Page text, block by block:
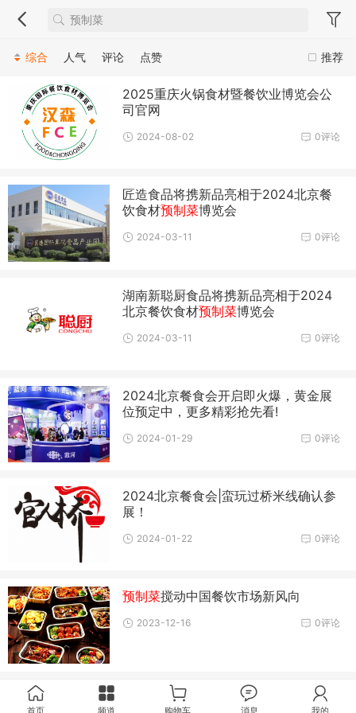
推荐
综合 人气 评论 点赞
2025重庆火锅食材暨餐饮业博览会公
司官网
0评论
2024-08-02
匠造食品将携新品亮相于2024北京餐
饮食材预制菜博览会
0评论
2024-03-11
湖南新聪厨食品将携新品亮相于2024
北京餐饮食材预制菜博览会
0评论
2024-03-11
2024北京餐食会开启即火爆，黄金展
位预定中，更多精彩抢先看!
0评论
2024-01-29
2024北京餐食会|蛮玩过桥米线确认参
展！
0评论
2024-01-22
预制菜搅动中国餐饮市场新风向
0评论
2023-12-16
首页 频道 购物车 消息 我的